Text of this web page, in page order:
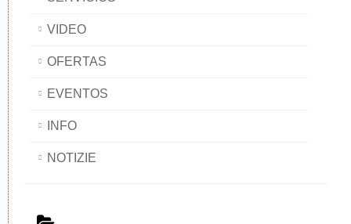
VIDEO
OFERTAS
EVENTOS
INFO
NOTIZIE